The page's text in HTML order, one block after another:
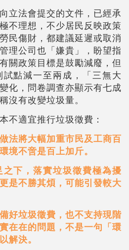
立法會提交的文件，已經承
不理想，不少居民反映政策
民傷財，都建議延遲或取消
理公司也「嫌貴」，盼望指
關政策目標是鼓勵減廢，但
點減一至兩成，「三無大
化，問卷調查亦顯示有七成
沒有改變垃圾量。
不適宜推行垃圾徵費：
法將大幅加重市民及工商百
境不啻是百上加斤。
之下，落實垃圾徵費極為擾
是不勝其煩，可能引發較大
好垃圾徵費，也不支持現階
在在的問題，不是一句「環
解決。